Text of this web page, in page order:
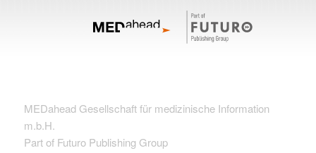
MEDahead Gesellschaft für medizinische Information
m.b.H.
Part of Futuro Publishing Group